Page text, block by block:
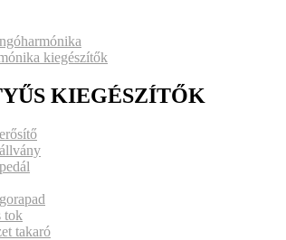
kiegészítők
KIEGÉSZÍTŐK
tok
takaró